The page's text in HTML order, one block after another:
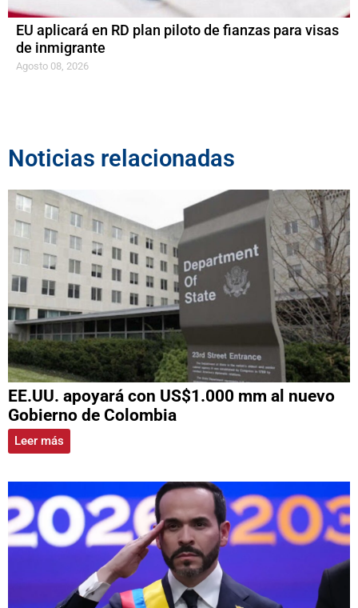
EU aplicará en RD plan piloto de fianzas para visas
de inmigrante
Agosto 08, 2026
Noticias relacionadas
EE.UU. apoyará con US$1.000 mm al nuevo
Gobierno de Colombia
Leer más